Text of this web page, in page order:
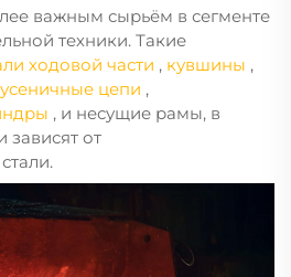
важным сырьём в сегменте
техники. Такие
ходовой части , кувшины ,
цепи ,
, и несущие рамы, в
зависят от